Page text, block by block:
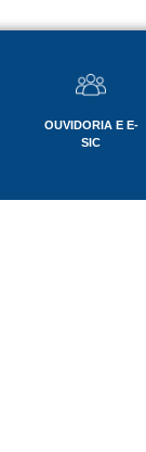
OUVIDORIA E E-
SIC